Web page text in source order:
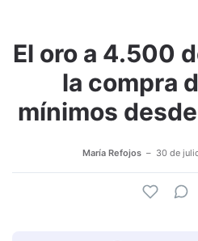
El oro a 4.500
la compra
mínimos
María Refojos 30 de